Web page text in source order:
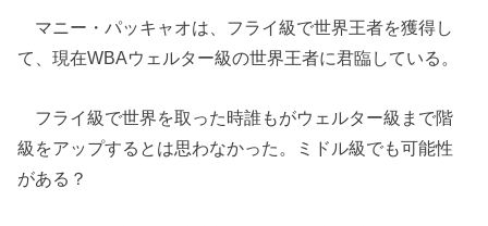
マニー・パッキャオは、フライ級で世界王者を獲得し
て、現在WBAウェルター級の世界王者に君臨している。
フライ級で世界を取った時誰もがウェルター級まで階
級をアップするとは思わなかった。ミドル級でも可能性
がある？